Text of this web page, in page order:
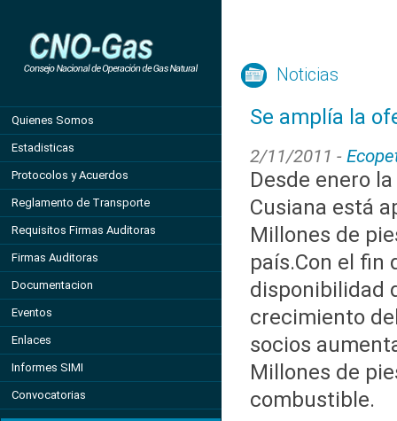
Quienes Somos
Estadisticas
Protocolos y Acuerdos
Reglamento de Transporte
Requisitos Firmas Auditoras
Firmas Auditoras
Documentacion
Eventos
Enlaces
Informes SIMI
Convocatorias
Noticias
Se amplía la
2/11/2011 -
Desde enero
Cusiana está
Millones de
país.Con el fin
disponibilidad
crecimiento
socios
Millones de
combustible.